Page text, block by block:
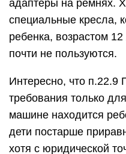
адаптеры на ремнях.
специальные кресла,
ребенка, возрастом
почти не пользуются.
Интересно, что
требования только
машине находится
дети постарше
хотя с юридической